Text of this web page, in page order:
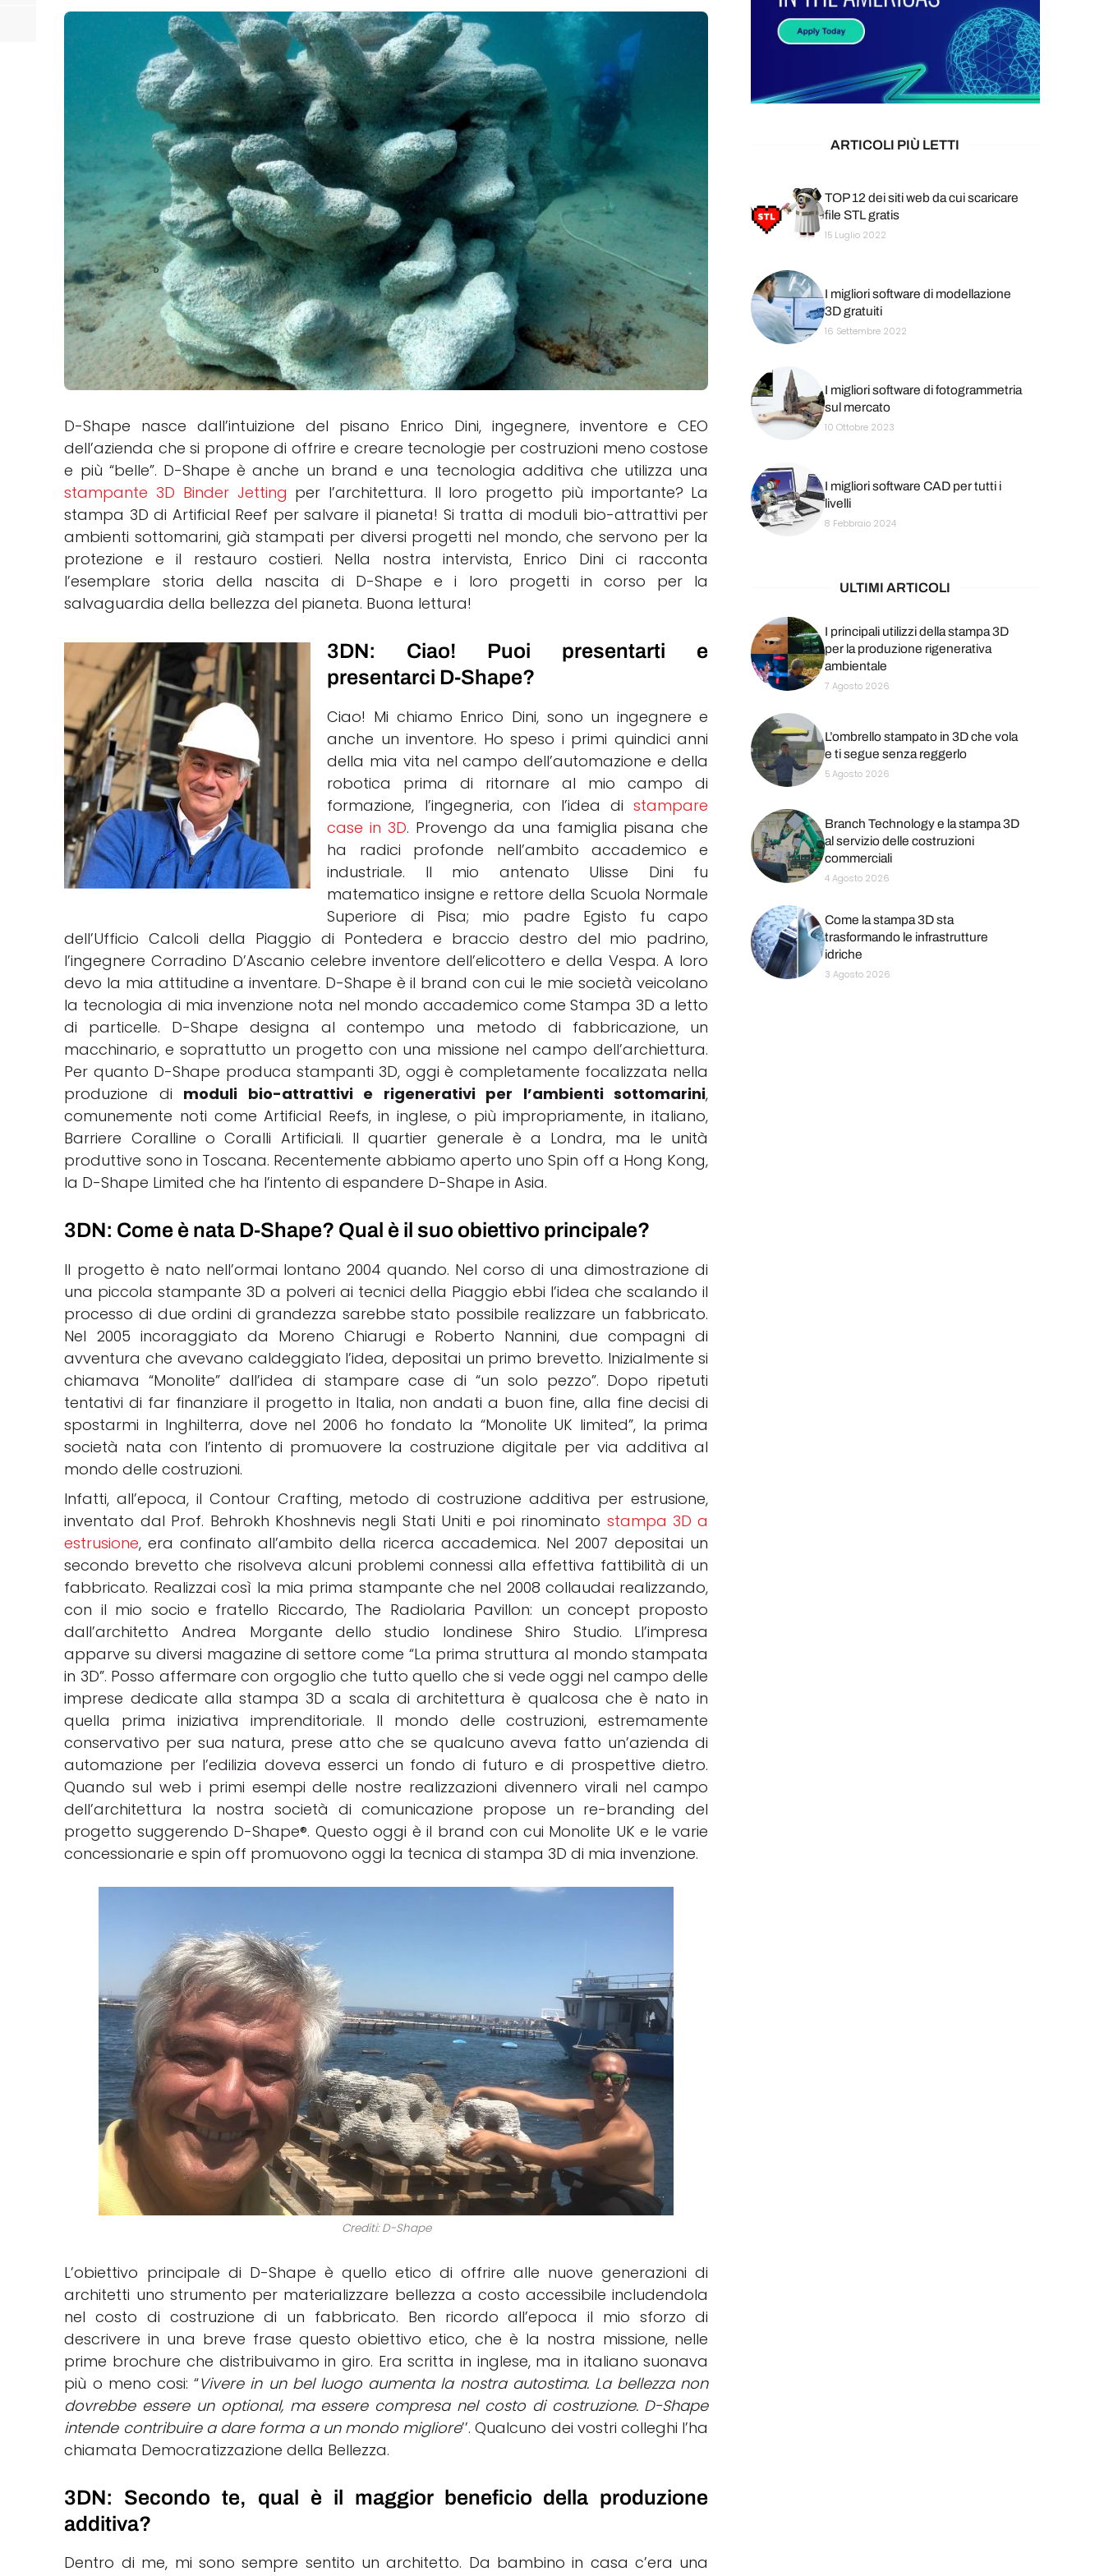
Software 3D
Stampanti 3D
Video
D-Shape nasce dall’intuizione del pisano Enrico Dini, ingegnere, inventore e CEO
dell’azienda che si propone di offrire e creare tecnologie per costruzioni meno costose
e più “belle”. D-Shape è anche un brand e una tecnologia additiva che utilizza una
stampante 3D Binder Jetting per l’architettura. Il loro progetto più importante? La
stampa 3D di Artificial Reef per salvare il pianeta! Si tratta di moduli bio-attrattivi per
ambienti sottomarini, già stampati per diversi progetti nel mondo, che servono per la
protezione e il restauro costieri. Nella nostra intervista, Enrico Dini ci racconta
l’esemplare storia della nascita di D-Shape e i loro progetti in corso per la
salvaguardia della bellezza del pianeta. Buona lettura!
3DN: Ciao! Puoi presentarti e
presentarci D-Shape?
Ciao! Mi chiamo Enrico Dini, sono un ingegnere e
anche un inventore. Ho speso i primi quindici anni
della mia vita nel campo dell’automazione e della
robotica prima di ritornare al mio campo di
formazione, l’ingegneria, con l’idea distampare
case in 3D. Provengo da una famiglia pisana che
ha radici profonde nell’ambito accademico e
industriale. Il mio antenato Ulisse Dini fu
matematico insigne e rettore della Scuola Normale
Superiore di Pisa; mio padre Egisto fu capo
dell’Ufficio Calcoli della Piaggio di Pontedera e braccio destro del mio padrino,
l’ingegnere Corradino D’Ascanio celebre inventore dell’elicottero e della Vespa. A loro
devo la mia attitudine a inventare. D-Shape è il brand con cui le mie società veicolano
la tecnologia di mia invenzione nota nel mondo accademico come Stampa 3D a letto
di particelle. D-Shape designa al contempo una metodo di fabbricazione, un
macchinario, e soprattutto un progetto con una missione nel campo dell’archiettura.
Per quanto D-Shape produca stampanti 3D, oggi è completamente focalizzata nella
produzione di moduli bio-attrattivi e rigenerativi per l’ambienti sottomarini,
comunemente noti come Artificial Reefs, in inglese, o più impropriamente, in italiano,
Barriere Coralline o Coralli Artificiali. Il quartier generale è a Londra, ma le unità
produttive sono in Toscana. Recentemente abbiamo aperto uno Spin off a Hong Kong,
la D-Shape Limited che ha l’intento di espandere D-Shape in Asia.
3DN: Come è nata D-Shape? Qual è il suo obiettivo principale?
Il progetto è nato nell’ormai lontano 2004 quando. Nel corso di una dimostrazione di
una piccola stampante 3D a polveri ai tecnici della Piaggio ebbi l’idea che scalando il
processo di due ordini di grandezza sarebbe stato possibile realizzare un fabbricato.
Nel 2005 incoraggiato da Moreno Chiarugi e Roberto Nannini, due compagni di
avventura che avevano caldeggiato l’idea, depositai un primo brevetto. Inizialmente si
chiamava “Monolite” dall’idea di stampare case di “un solo pezzo”. Dopo ripetuti
tentativi di far finanziare il progetto in Italia, non andati a buon fine, alla fine decisi di
spostarmi in Inghilterra, dove nel 2006 ho fondato la “Monolite UK limited”, la prima
società nata con l’intento di promuovere la costruzione digitale per via additiva al
mondo delle costruzioni.
Infatti, all’epoca, il Contour Crafting, metodo di costruzione additiva per estrusione,
inventato dal Prof. Behrokh Khoshnevis negli Stati Uniti e poi rinominato stampa 3D a
estrusione, era confinato all’ambito della ricerca accademica. Nel 2007 depositai un
secondo brevetto che risolveva alcuni problemi connessi alla effettiva fattibilità di un
fabbricato. Realizzai così la mia prima stampante che nel 2008 collaudai realizzando,
con il mio socio e fratello Riccardo, The Radiolaria Pavillon: un concept proposto
dall’architetto Andrea Morgante dello studio londinese Shiro Studio. Ll’impresa
apparve su diversi magazine di settore come “La prima struttura al mondo stampata
in 3D”. Posso affermare con orgoglio che tutto quello che si vede oggi nel campo delle
imprese dedicate alla stampa 3D a scala di architettura è qualcosa che è nato in
quella prima iniziativa imprenditoriale. Il mondo delle costruzioni, estremamente
conservativo per sua natura, prese atto che se qualcuno aveva fatto un’azienda di
automazione per l’edilizia doveva esserci un fondo di futuro e di prospettive dietro.
Quando sul web i primi esempi delle nostre realizzazioni divennero virali nel campo
dell’architettura la nostra società di comunicazione propose un re-branding del
progetto suggerendo D-Shape®. Questo oggi è il brand con cui Monolite UK e le varie
concessionarie e spin off promuovono oggi la tecnica di stampa 3D di mia invenzione.
Crediti: D-Shape
L’obiettivo principale di D-Shape è quello etico di offrire alle nuove generazioni di
architetti uno strumento per materializzare bellezza a costo accessibile includendola
nel costo di costruzione di un fabbricato. Ben ricordo all’epoca il mio sforzo di
descrivere in una breve frase questo obiettivo etico, che è la nostra missione, nelle
prime brochure che distribuivamo in giro. Era scritta in inglese, ma in italiano suonava
più o meno cosi: “Vivere in un bel luogo aumenta la nostra autostima. La bellezza non
dovrebbe essere un optional, ma essere compresa nel costo di costruzione. D-Shape
intende contribuire a dare forma a un mondo migliore’’. Qualcuno dei vostri colleghi l’ha
chiamata Democratizzazione della Bellezza.
3DN: Secondo te, qual è il maggior beneficio della produzione
additiva?
Dentro di me, mi sono sempre sentito un architetto. Da bambino in casa c’era una
ARTICOLI PIÙ LETTI
TOP 12 dei siti web da cui scaricare
file STL gratis
15 Luglio 2022
I migliori software di modellazione
3D gratuiti
16 Settembre 2022
I migliori software di fotogrammetria
sul mercato
10 Ottobre 2023
I migliori software CAD per tutti i
livelli
8 Febbraio 2024
ULTIMI ARTICOLI
I principali utilizzi della stampa 3D
per la produzione rigenerativa
ambientale
7 Agosto 2026
L’ombrello stampato in 3D che vola
e ti segue senza reggerlo
5 Agosto 2026
Branch Technology e la stampa 3D
al servizio delle costruzioni
commerciali
4 Agosto 2026
Come la stampa 3D sta
trasformando le infrastrutture
idriche
3 Agosto 2026